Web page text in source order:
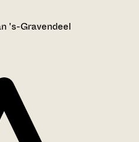
's-Gravendeel